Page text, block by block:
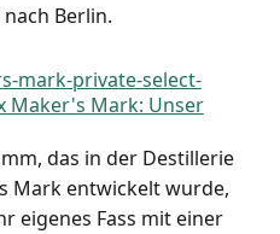
Berlin.
das in der Destil­le­rie
Mark ent­wi­ckelt wur­de,
eige­nes Fass mit einer